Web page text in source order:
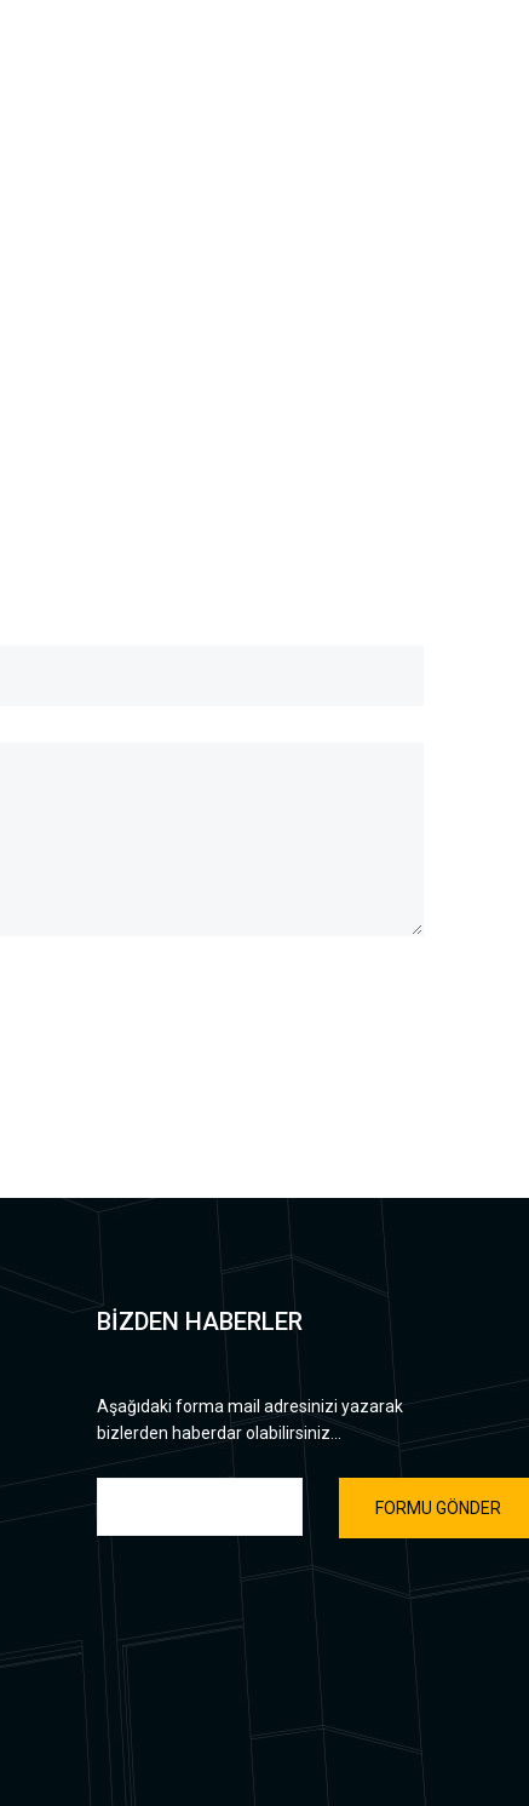
BİZDEN HABERLER
Aşağıdaki forma mail adresinizi yazarak
bizlerden haberdar olabilirsiniz...